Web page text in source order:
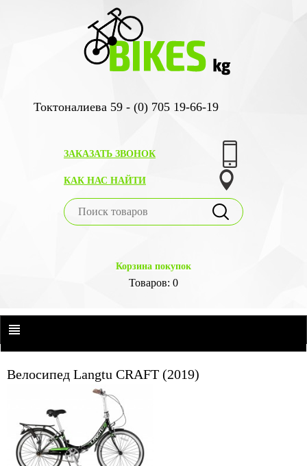
Токтоналиева 59 - (0) 705 19-66-19
ЗАКАЗАТЬ ЗВОНОК
КАК НАС НАЙТИ
Корзина покупок
Товаров: 0
Велосипед Langtu CRAFT (2019)